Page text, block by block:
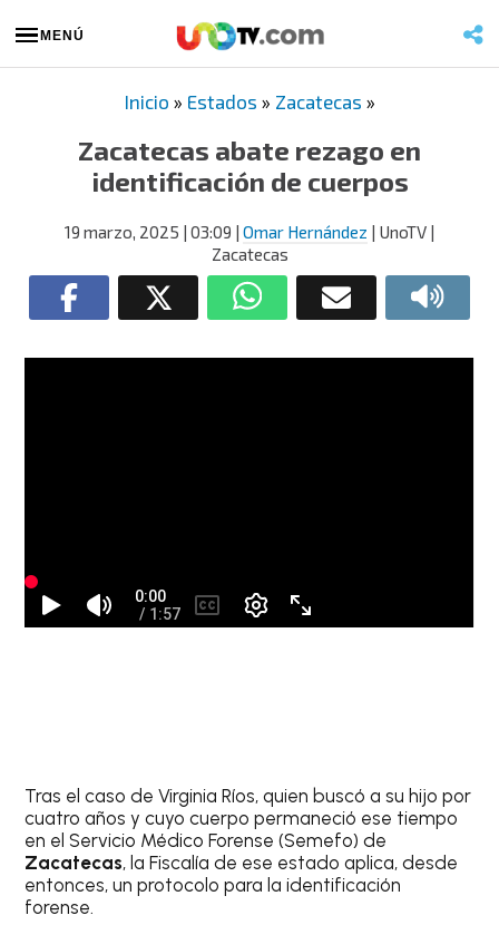
MENÚ
Inicio » Estados » Zacatecas »
Zacatecas abate rezago en
identificación de cuerpos
19 marzo, 2025 | 03:09 | Omar Hernández | UnoTV |
Zacatecas
Tras el caso de Virginia Ríos, quien buscó a su hijo por
cuatro años y cuyo cuerpo permaneció ese tiempo
en el Servicio Médico Forense (Semefo) de
Zacatecas, la Fiscalía de ese estado aplica, desde
entonces, un protocolo para la identificación
forense.